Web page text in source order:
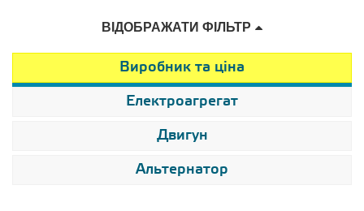
ВІДОБРАЖАТИ ФІЛЬТР
Виробник та ціна
Електроагрегат
Двигун
Альтернатор